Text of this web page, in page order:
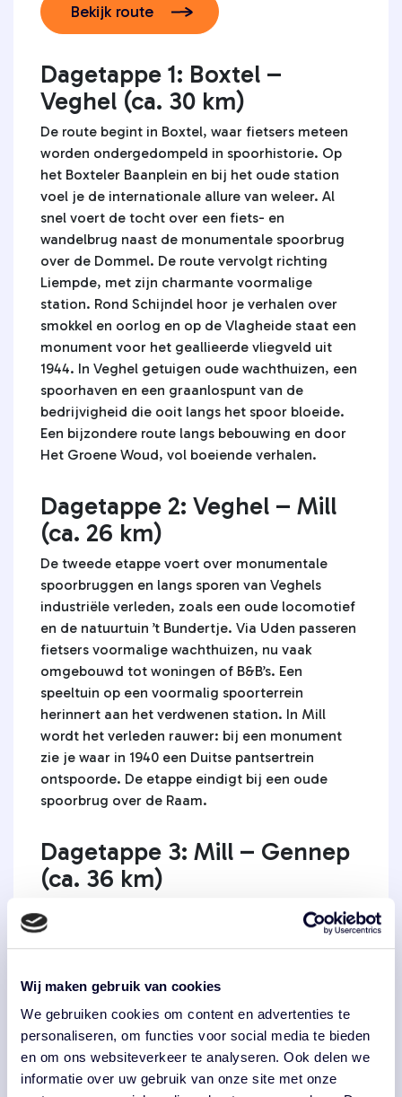
Wij maken gebruik van cookies
We gebruiken cookies om content en advertenties te
personaliseren, om functies voor social media te bieden
en om ons websiteverkeer te analyseren. Ook delen we
informatie over uw gebruik van onze site met onze
Bekijk route
Dagetappe 1: Boxtel –
Veghel (ca. 30 km)
De route begint in Boxtel, waar fietsers meteen
worden ondergedompeld in spoorhistorie. Op
het Boxteler Baanplein en bij het oude station
voel je de internationale allure van weleer. Al
snel voert de tocht over een fiets- en
wandelbrug naast de monumentale spoorbrug
over de Dommel. De route vervolgt richting
Liempde, met zijn charmante voormalige
station. Rond Schijndel hoor je verhalen over
smokkel en oorlog en op de Vlagheide staat een
monument voor het geallieerde vliegveld uit
1944. In Veghel getuigen oude wachthuizen, een
spoorhaven en een graanlospunt van de
bedrijvigheid die ooit langs het spoor bloeide.
Een bijzondere route langs bebouwing en door
Het Groene Woud, vol boeiende verhalen.
Dagetappe 2: Veghel – Mill
(ca. 26 km)
De tweede etappe voert over monumentale
spoorbruggen en langs sporen van Veghels
industriële verleden, zoals een oude locomotief
en de natuurtuin ’t Bundertje. Via Uden passeren
fietsers voormalige wachthuizen, nu vaak
omgebouwd tot woningen of B&B’s. Een
speeltuin op een voormalig spoorterrein
herinnert aan het verdwenen station. In Mill
wordt het verleden rauwer: bij een monument
zie je waar in 1940 een Duitse pantsertrein
ontspoorde. De etappe eindigt bij een oude
spoorbrug over de Raam.
Dagetappe 3: Mill – Gennep
(ca. 36 km)
Deze etappe gaat door het groen langs het oude
spoorpad. In Haps en Beugen zijn nog resten van
stations en seinpalen te vinden. In Gennep, het
Petershuis en de Martinustoren. De originele
stoomlocomotief ‘Blauwe Brabander’ staat hier
trots tentoongesteld. De Maasbrug en de zwarte
locomotief LOC ’94 vormen het symbolische
einde van deze bijzondere reis.